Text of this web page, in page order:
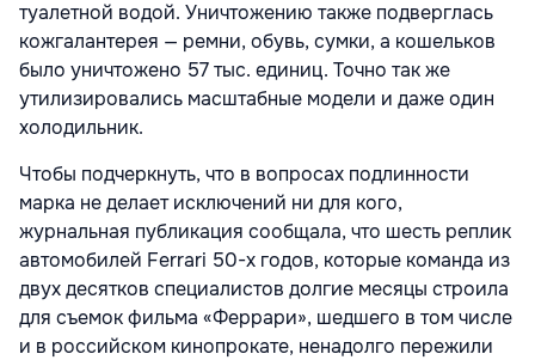
туалетной водой. Уничтожению также подверглась
кожгалантерея — ремни, обувь, сумки, а кошельков
было уничтожено 57 тыс. единиц. Точно так же
утилизировались масштабные модели и даже один
холодильник.
Чтобы подчеркнуть, что в вопросах подлинности
марка не делает исключений ни для кого,
журнальная публикация сообщала, что шесть реплик
автомобилей Ferrari 50-х годов, которые команда из
двух десятков специалистов долгие месяцы строила
для съемок фильма «Феррари», шедшего в том числе
и в российском кинопрокате, ненадолго пережили